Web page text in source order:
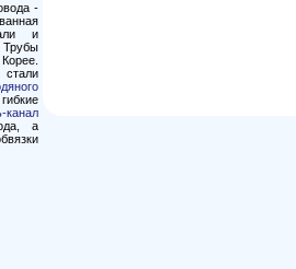
-
и
Трубы
канал
а